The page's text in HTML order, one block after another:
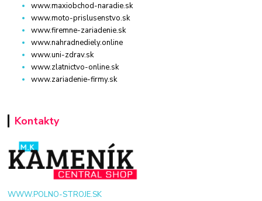
www.maxiobchod-naradie.sk
www.moto-prislusenstvo.sk
www.firemne-zariadenie.sk
www.nahradnediely.online
www.uni-zdrav.sk
www.zlatnictvo-online.sk
www.zariadenie-firmy.sk
Kontakty
WWW.POLNO-STROJE.SK